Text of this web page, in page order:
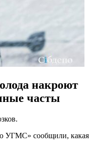
накроют
часты
УГМС» сообщили, какая